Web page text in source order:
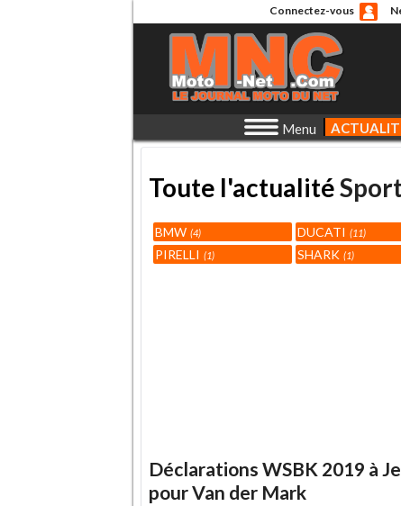
Connectez-vous
Menu
Toute l'actualitéSport
BMW 4 DUCATI 11
PIRELLI 1 SHARK 1
Déclarations WSBK 2019 à
pour Van der Mark